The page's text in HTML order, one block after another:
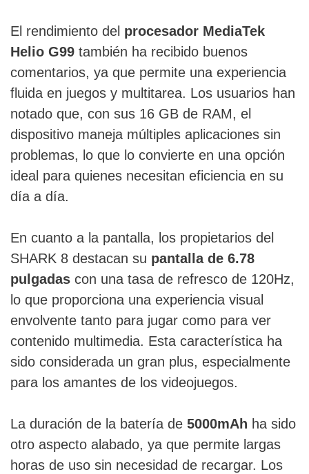
El rendimiento del procesador MediaTek
Helio G99 también ha recibido buenos
comentarios, ya que permite una experiencia
fluida en juegos y multitarea. Los usuarios han
notado que, con sus 16 GB de RAM, el
dispositivo maneja múltiples aplicaciones sin
problemas, lo que lo convierte en una opción
ideal para quienes necesitan eficiencia en su
día a día.
En cuanto a la pantalla, los propietarios del
SHARK 8 destacan su pantalla de 6.78
pulgadas con una tasa de refresco de 120Hz,
lo que proporciona una experiencia visual
envolvente tanto para jugar como para ver
contenido multimedia. Esta característica ha
sido considerada un gran plus, especialmente
para los amantes de los videojuegos.
La duración de la batería de 5000mAh ha sido
otro aspecto alabado, ya que permite largas
horas de uso sin necesidad de recargar. Los